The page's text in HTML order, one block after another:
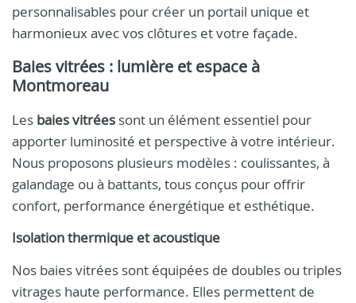
personnalisables pour créer un portail unique et
harmonieux avec vos clôtures et votre façade.
Baies vitrées : lumière et espace à
Montmoreau
Les baies vitrées sont un élément essentiel pour
apporter luminosité et perspective à votre intérieur.
Nous proposons plusieurs modèles : coulissantes, à
galandage ou à battants, tous conçus pour offrir
confort, performance énergétique et esthétique.
Isolation thermique et acoustique
Nos baies vitrées sont équipées de doubles ou triples
vitrages haute performance. Elles permettent de